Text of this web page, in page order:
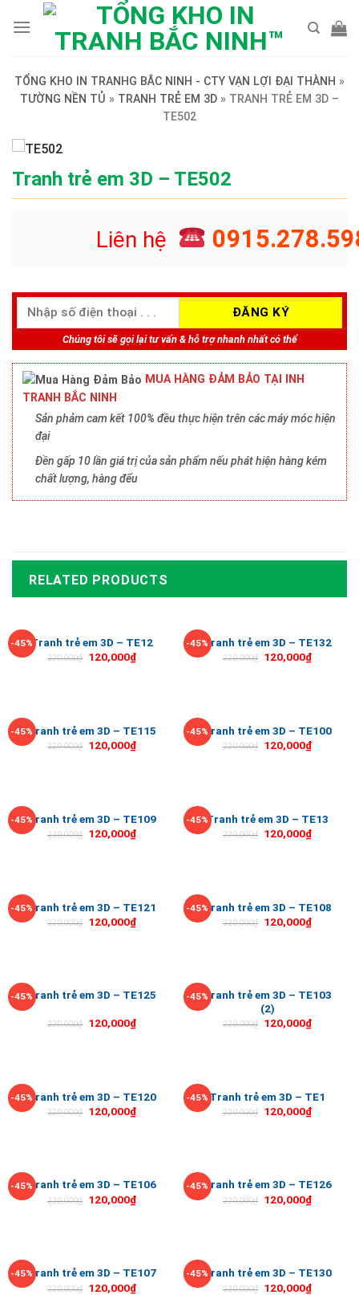
TỔNG KHO IN TRANHG BẮC NINH - CTY VẠN LỢI ĐẠI THÀNH »
TƯỜNG NỀN TỦ » TRANH TRẺ EM 3D » TRANH TRẺ EM 3D –
TE502
Tranh trẻ em 3D – TE502
Liên hệ
Chúng tôi sẽ gọi lại tư vấn & hỗ trợ nhanh nhất có thể
MUA HÀNG ĐẢM BẢO TẠI INH
TRANH BẮC NINH
Sản phảm cam kết 100% đều thực hiện trên các máy móc hiện
đại
Đền gấp 10 lần giá trị của sản phẩm nếu phát hiện hàng kém
chất lượng, hàng đểu
RELATED PRODUCTS
-45%Tranh trẻ em 3D – TE12
220,000₫ 120,000₫
-45%Tranh trẻ em 3D – TE132
220,000₫ 120,000₫
-45%Tranh trẻ em 3D – TE115
220,000₫ 120,000₫
-45%Tranh trẻ em 3D – TE100
220,000₫ 120,000₫
-45%Tranh trẻ em 3D – TE109
220,000₫ 120,000₫
-45%Tranh trẻ em 3D – TE13
220,000₫ 120,000₫
-45%Tranh trẻ em 3D – TE121
220,000₫ 120,000₫
-45%Tranh trẻ em 3D – TE108
220,000₫ 120,000₫
-45%Tranh trẻ em 3D – TE125
220,000₫ 120,000₫
-45%Tranh trẻ em 3D – TE103
(2)
220,000₫ 120,000₫
-45%Tranh trẻ em 3D – TE120
220,000₫ 120,000₫
-45% Tranh trẻ em 3D – TE1
220,000₫ 120,000₫
-45%Tranh trẻ em 3D – TE106
220,000₫ 120,000₫
-45%Tranh trẻ em 3D – TE126
220,000₫ 120,000₫
-45%Tranh trẻ em 3D – TE107
220,000₫ 120,000₫
-45%Tranh trẻ em 3D – TE130
220,000₫ 120,000₫